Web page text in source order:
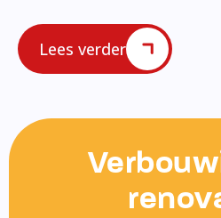
Lees verder